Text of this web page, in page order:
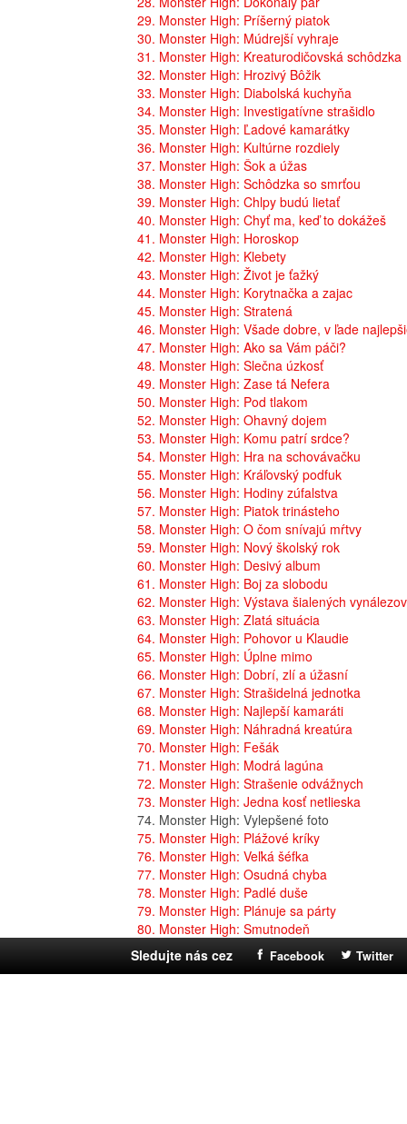
29. Monster High: Príšerný piatok
30. Monster High: Múdrejší vyhraje
31. Monster High: Kreaturodičovská schôdzka
32. Monster High: Hrozivý Bôžik
33. Monster High: Diabolská kuchyňa
34. Monster High: Investigatívne strašidlo
35. Monster High: Ľadové kamarátky
36. Monster High: Kultúrne rozdiely
37. Monster High: Šok a úžas
38. Monster High: Schôdzka so smrťou
39. Monster High: Chlpy budú lietať
40. Monster High: Chyť ma, keď to dokážeš
41. Monster High: Horoskop
42. Monster High: Klebety
43. Monster High: Život je ťažký
44. Monster High: Korytnačka a zajac
45. Monster High: Stratená
46. Monster High: Všade dobre, v ľade
47. Monster High: Ako sa Vám páči?
48. Monster High: Slečna úzkosť
49. Monster High: Zase tá Nefera
50. Monster High: Pod tlakom
52. Monster High: Ohavný dojem
53. Monster High: Komu patrí srdce?
54. Monster High: Hra na schovávačku
55. Monster High: Kráľovský podfuk
56. Monster High: Hodiny zúfalstva
57. Monster High: Piatok trinásteho
58. Monster High: O čom snívajú mŕtvy
59. Monster High: Nový školský rok
60. Monster High: Desivý album
61. Monster High: Boj za slobodu
62. Monster High: Výstava šialených vynálezov
63. Monster High: Zlatá situácia
64. Monster High: Pohovor u Klaudie
65. Monster High: Úplne mimo
66. Monster High: Dobrí, zlí a úžasní
67. Monster High: Strašidelná jednotka
68. Monster High: Najlepší kamaráti
69. Monster High: Náhradná kreatúra
70. Monster High: Fešák
71. Monster High: Modrá lagúna
72. Monster High: Strašenie odvážnych
73. Monster High: Jedna kosť netlieska
74. Monster High: Vylepšené foto
75. Monster High: Plážové kríky
76. Monster High: Veľká šéfka
77. Monster High: Osudná chyba
78. Monster High: Padlé duše
79. Monster High: Plánuje sa párty
80. Monster High: Smutnodeň
Sledujte nás cez
Facebook Twitter